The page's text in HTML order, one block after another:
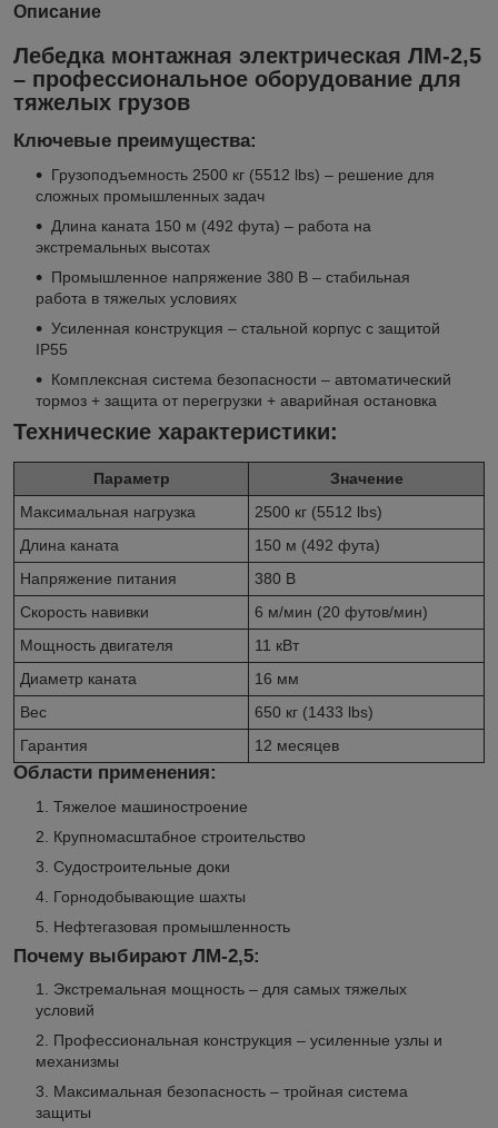
Описание
Лебедка монтажная электрическая ЛМ-2,5
– профессиональное оборудование для
тяжелых грузов
Ключевые преимущества:
Грузоподъемность 2500 кг (5512 lbs) – решение для
сложных промышленных задач
Длина каната 150 м (492 фута) – работа на
экстремальных высотах
Промышленное напряжение 380 В – стабильная
работа в тяжелых условиях
Усиленная конструкция – стальной корпус с защитой
IP55
Комплексная система безопасности – автоматический
тормоз + защита от перегрузки + аварийная остановка
Технические характеристики:
Параметр
Значение
Максимальная нагрузка
2500 кг (5512 lbs)
Длина каната
150 м (492 фута)
Напряжение питания
380 В
Скорость навивки
6 м/мин (20 футов/мин)
Мощность двигателя
11 кВт
Диаметр каната
16 мм
Вес
650 кг (1433 lbs)
Гарантия
12 месяцев
Области применения:
Тяжелое машиностроение
Крупномасштабное строительство
Судостроительные доки
Горнодобывающие шахты
Нефтегазовая промышленность
Почему выбирают ЛМ-2,5:
Экстремальная мощность – для самых тяжелых
условий
Профессиональная конструкция – усиленные узлы и
механизмы
Максимальная безопасность – тройная система
защиты